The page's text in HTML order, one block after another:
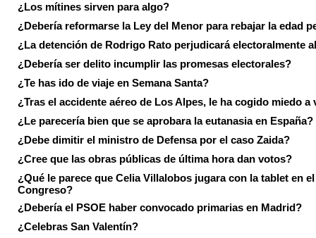
¿Los mítines sirven para algo?
¿Debería reformarse la Ley del Menor para rebajar la edad
¿La detención de Rodrigo Rato perjudicará electoralmente
¿Debería ser delito incumplir las promesas electorales?
¿Te has ido de viaje en Semana Santa?
¿Tras el accidente aéreo de Los Alpes, le ha cogido miedo a
¿Le parecería bien que se aprobara la eutanasia en España?
¿Debe dimitir el ministro de Defensa por el caso Zaida?
¿Cree que las obras públicas de última hora dan votos?
¿Qué le parece que Celia Villalobos jugara con la tablet en el
Congreso?
¿Debería el PSOE haber convocado primarias en Madrid?
¿Celebras San Valentín?